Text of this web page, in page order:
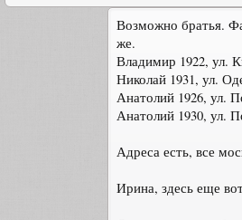
Возможно братья.
же.
Владимир 1922, ул.
Николай 1931, ул.
Анатолий 1926, ул.
Анатолий 1930, ул.
Адреса есть, все
Ирина, здесь еще